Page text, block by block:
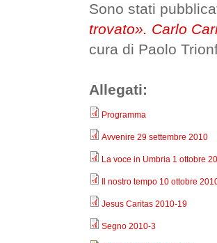
Sono stati
trovato». Carlo
cura di Paolo
Allegati:
Programma
Avvenire 29 settembre 2010
La voce in Umbria 1 ottobre
Il nostro tempo 10 ottobre
Jesus Caritas 2010-19
Segno 2010-3